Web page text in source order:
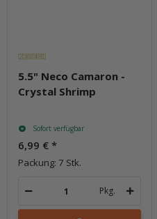
5.5" Neco Camaron -
Crystal Shrimp
Sofort verfügbar
6,99 € *
Packung: 7 Stk.
Pkg.